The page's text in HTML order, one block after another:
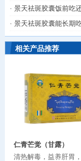
· 景天祛斑胶囊饭前吃
· 景天祛斑胶囊能长期
相关产品推荐
仁青芒觉（甘露）
清热解毒，益养肝胃